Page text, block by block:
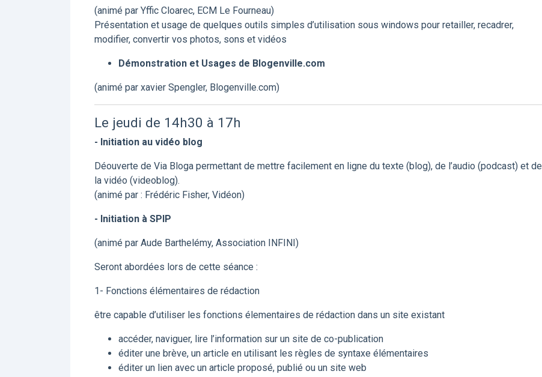
(animé par Yffic Cloarec, ECM Le Fourneau)
Présentation et usage de quelques outils simples d’utilisation sous windows pour retailler, recadrer,
modifier, convertir vos photos, sons et vidéos
Démonstration et Usages de Blogenville.com
(animé par xavier Spengler, Blogenville.com)
Le jeudi de 14h30 à 17h
- Initiation au vidéo blog
Déouverte de Via Bloga permettant de mettre facilement en ligne du texte (blog), de l’audio (podcast) et de
la vidéo (videoblog).
(animé par : Frédéric Fisher, Vidéon)
- Initiation à SPIP
(animé par Aude Barthelémy, Association INFINI)
Seront abordées lors de cette séance :
1- Fonctions élémentaires de rédaction
être capable d’utiliser les fonctions élementaires de rédaction dans un site existant
accéder, naviguer, lire l’information sur un site de co-publication
éditer une brève, un article en utilisant les règles de syntaxe élémentaires
éditer un lien avec un article proposé, publié ou un site web